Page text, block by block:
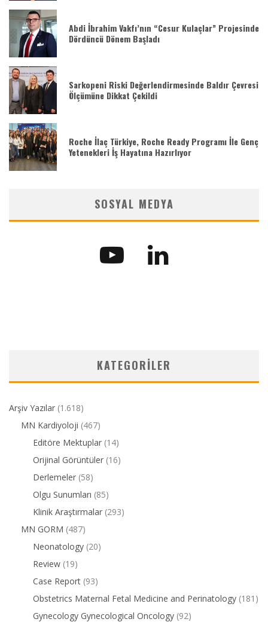
Abdi İbrahim Vakfı’nın “Cesur Kulaçlar” Projesinde
Dördüncü Dönem Başladı
Sarkopeni Riski Değerlendirmesinde Baldır Çevresi
Ölçümüne Dikkat Çekildi
Roche İlaç Türkiye, Roche Ready Programı İle Genç
Yetenekleri İş Hayatına Hazırlıyor
SOSYAL MEDYA
KATEGORILER
Arşiv Yazılar (1.618)
MN Kardiyoloji (467)
Editöre Mektuplar (14)
Orijinal Görüntüler (16)
Derlemeler (58)
Olgu Sunumları (85)
Klinik Araştırmalar (293)
MN GORM (487)
Neonatology (20)
Review (19)
Case Report (93)
Obstetrics Maternal Fetal Medicine and Perinatology (181)
Gynecology Gynecological Oncology (92)